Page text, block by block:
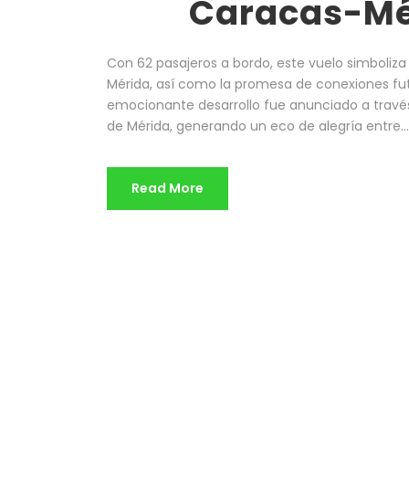
Caracas-
Con 62 pasajeros a bordo, este vuelo
Mérida, así como la promesa de conexiones
emocionante desarrollo fue anunciado a
de Mérida, generando un eco de alegría entre...
Read More